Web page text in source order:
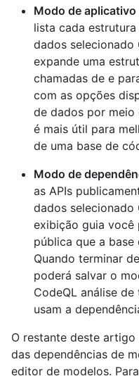
Modo de
lista cada
dados selecionado
expande uma
chamadas de e
com as opções
de dados por meio
é mais útil para
de uma base de
Modo de
as APIs
dados selecionado
exibição guia você
pública que a
Quando terminar
poderá salvar o
CodeQL análise
usam a
O restante deste
das dependências de
editor de modelos.